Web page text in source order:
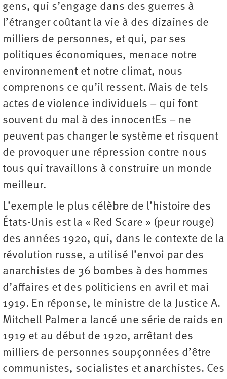
gens, qui s’engage dans des guerres à
l’étranger coûtant la vie à des dizaines de
milliers de personnes, et qui, par ses
politiques économiques, menace notre
environnement et notre climat, nous
comprenons ce qu’il ressent. Mais de tels
actes de violence individuels – qui font
souvent du mal à des innocentEs – ne
peuvent pas changer le système et risquent
de provoquer une répression contre nous
tous qui travaillons à construire un monde
meilleur.
L’exemple le plus célèbre de l’histoire des
États-Unis est la « Red Scare » (peur rouge)
des années 1920, qui, dans le contexte de la
révolution russe, a utilisé l’envoi par des
anarchistes de 36 bombes à des hommes
d’affaires et des politiciens en avril et mai
1919. En réponse, le ministre de la Justice A.
Mitchell Palmer a lancé une série de raids en
1919 et au début de 1920, arrêtant des
milliers de personnes soupçonnées d’être
communistes, socialistes et anarchistes. Ces